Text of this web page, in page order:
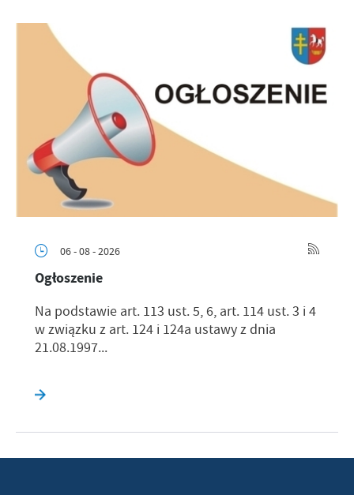
06 - 08 - 2026
Ogłoszenie
Na podstawie art. 113 ust. 5, 6, art. 114 ust. 3 i 4
w związku z art. 124 i 124a ustawy z dnia
21.08.1997...